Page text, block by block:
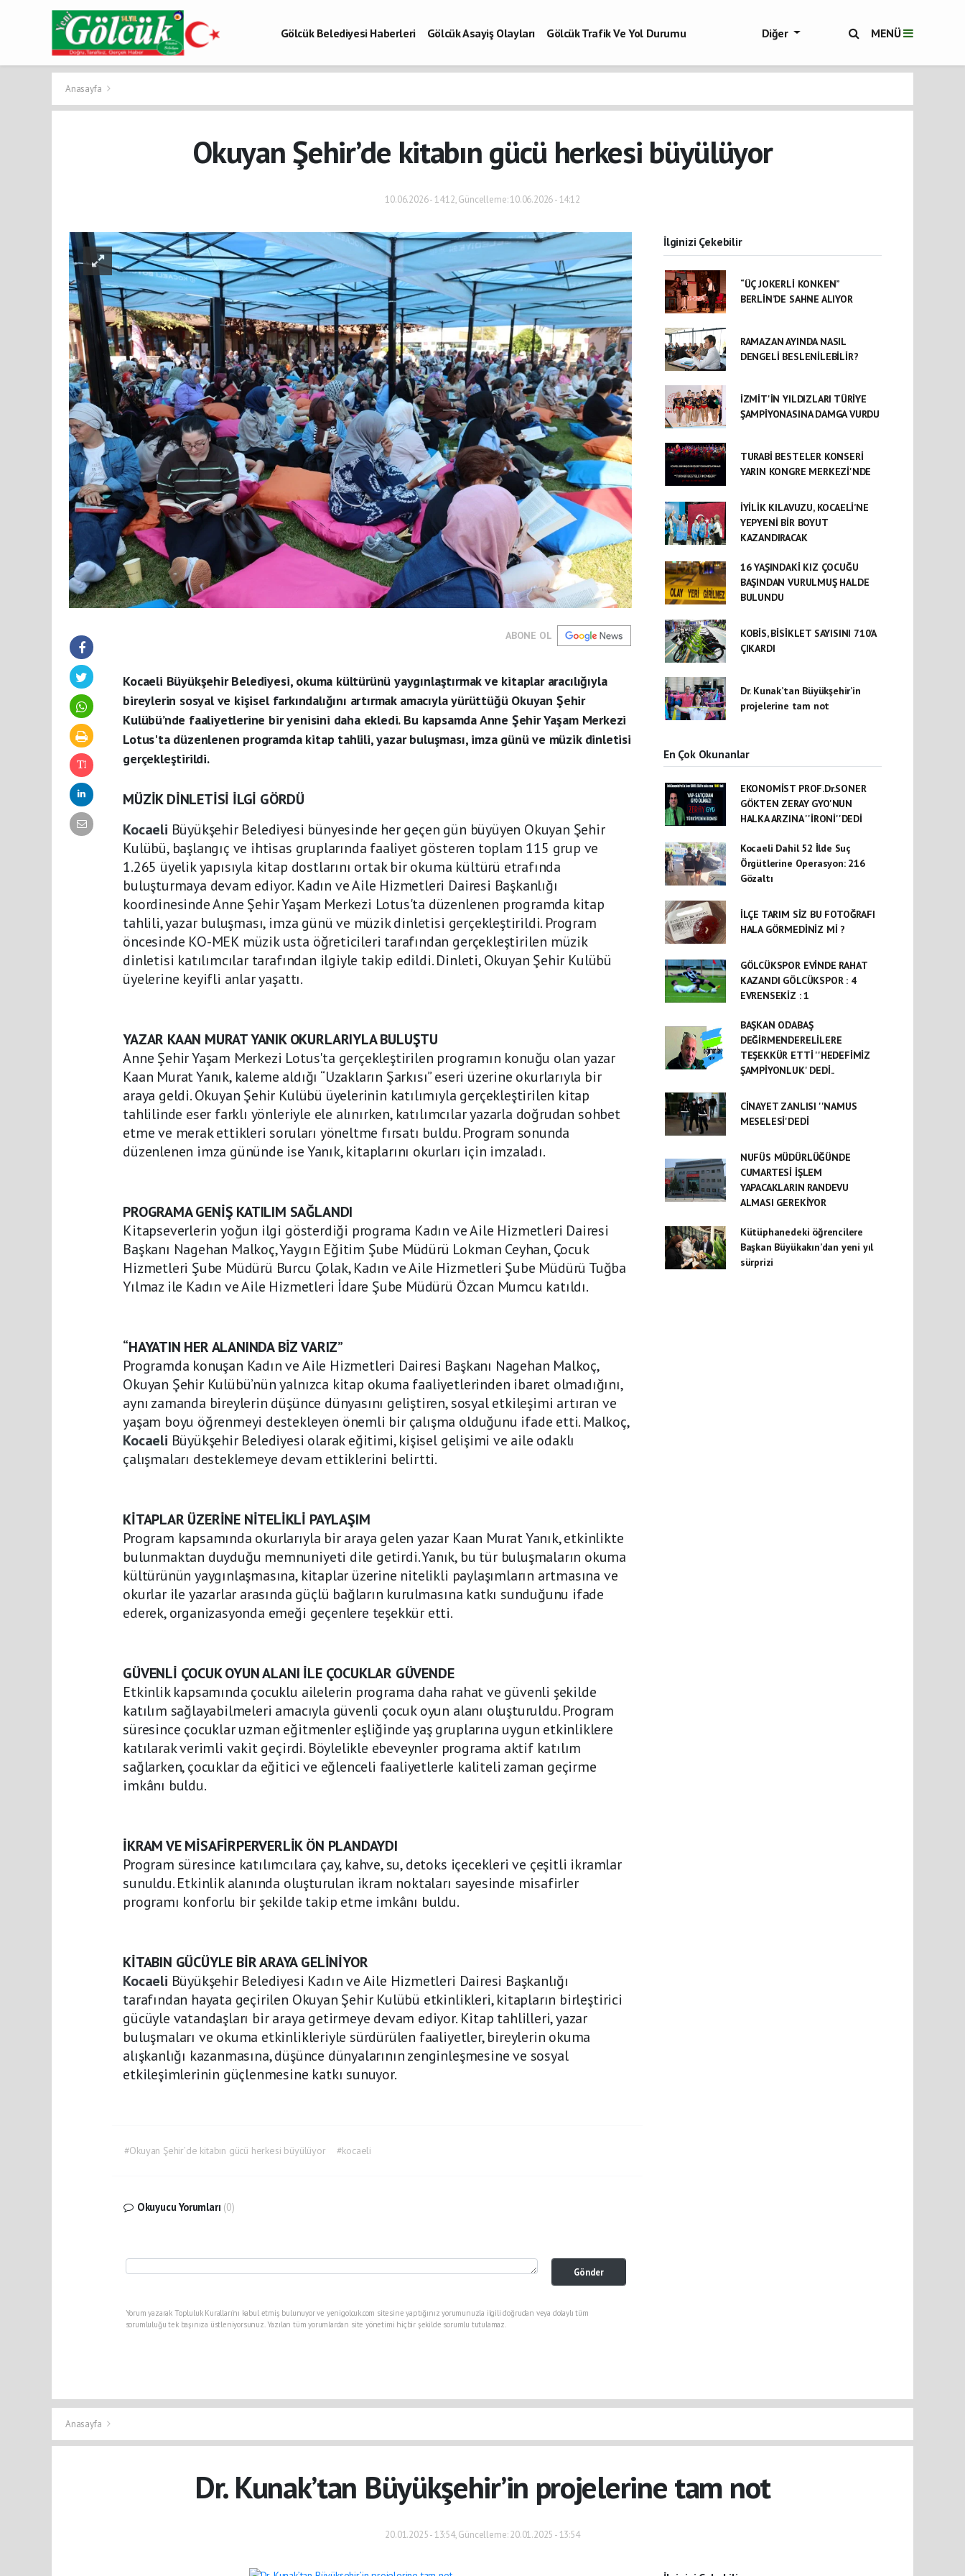
Gölcük Belediyesi Haberleri Gölcük Asayiş Olayları
Gölcük Trafik Ve Yol Durumu
Diğer MENÜ
Anasayfa
Okuyan Şehir’de kitabın gücü herkesi büyülüyor
10.06.2026 - 14:12, Güncelleme: 10.06.2026 - 14:12
ABONE OL
Kocaeli Büyükşehir Belediyesi, okuma kültürünü yaygınlaştırmak ve kitaplar aracılığıyla
bireylerin sosyal ve kişisel farkındalığını artırmak amacıyla yürüttüğü Okuyan Şehir
Kulübü’nde faaliyetlerine bir yenisini daha ekledi. Bu kapsamda Anne Şehir Yaşam Merkezi
Lotus'ta düzenlenen programda kitap tahlili, yazar buluşması, imza günü ve müzik dinletisi
gerçekleştirildi.
MÜZİK DİNLETİSİ İLGİ GÖRDÜ
Kocaeli Büyükşehir Belediyesi bünyesinde her geçen gün büyüyen Okuyan Şehir
Kulübü, başlangıç ve ihtisas gruplarında faaliyet gösteren toplam 115 grup ve
1.265 üyelik yapısıyla kitap dostlarını ortak bir okuma kültürü etrafında
buluşturmaya devam ediyor. Kadın ve Aile Hizmetleri Dairesi Başkanlığı
koordinesinde Anne Şehir Yaşam Merkezi Lotus'ta düzenlenen programda kitap
tahlili, yazar buluşması, imza günü ve müzik dinletisi gerçekleştirildi. Program
öncesinde KO-MEK müzik usta öğreticileri tarafından gerçekleştirilen müzik
dinletisi katılımcılar tarafından ilgiyle takip edildi. Dinleti, Okuyan Şehir Kulübü
üyelerine keyifli anlar yaşattı.
YAZAR KAAN MURAT YANIK OKURLARIYLA BULUŞTU
Anne Şehir Yaşam Merkezi Lotus'ta gerçekleştirilen programın konuğu olan yazar
Kaan Murat Yanık, kaleme aldığı “Uzakların Şarkısı” eseri üzerine okurlarıyla bir
araya geldi. Okuyan Şehir Kulübü üyelerinin katılımıyla gerçekleştirilen kitap
tahlilinde eser farklı yönleriyle ele alınırken, katılımcılar yazarla doğrudan sohbet
etme ve merak ettikleri soruları yöneltme fırsatı buldu. Program sonunda
düzenlenen imza gününde ise Yanık, kitaplarını okurları için imzaladı.
PROGRAMA GENİŞ KATILIM SAĞLANDI
Kitapseverlerin yoğun ilgi gösterdiği programa Kadın ve Aile Hizmetleri Dairesi
Başkanı Nagehan Malkoç, Yaygın Eğitim Şube Müdürü Lokman Ceyhan, Çocuk
Hizmetleri Şube Müdürü Burcu Çolak, Kadın ve Aile Hizmetleri Şube Müdürü Tuğba
Yılmaz ile Kadın ve Aile Hizmetleri İdare Şube Müdürü Özcan Mumcu katıldı.
“HAYATIN HER ALANINDA BİZ VARIZ”
Programda konuşan Kadın ve Aile Hizmetleri Dairesi Başkanı Nagehan Malkoç,
Okuyan Şehir Kulübü’nün yalnızca kitap okuma faaliyetlerinden ibaret olmadığını,
aynı zamanda bireylerin düşünce dünyasını geliştiren, sosyal etkileşimi artıran ve
yaşam boyu öğrenmeyi destekleyen önemli bir çalışma olduğunu ifade etti. Malkoç,
Kocaeli Büyükşehir Belediyesi olarak eğitimi, kişisel gelişimi ve aile odaklı
çalışmaları desteklemeye devam ettiklerini belirtti.
KİTAPLAR ÜZERİNE NİTELİKLİ PAYLAŞIM
Program kapsamında okurlarıyla bir araya gelen yazar Kaan Murat Yanık, etkinlikte
bulunmaktan duyduğu memnuniyeti dile getirdi. Yanık, bu tür buluşmaların okuma
kültürünün yaygınlaşmasına, kitaplar üzerine nitelikli paylaşımların artmasına ve
okurlar ile yazarlar arasında güçlü bağların kurulmasına katkı sunduğunu ifade
ederek, organizasyonda emeği geçenlere teşekkür etti.
GÜVENLİ ÇOCUK OYUN ALANI İLE ÇOCUKLAR GÜVENDE
Etkinlik kapsamında çocuklu ailelerin programa daha rahat ve güvenli şekilde
katılım sağlayabilmeleri amacıyla güvenli çocuk oyun alanı oluşturuldu. Program
süresince çocuklar uzman eğitmenler eşliğinde yaş gruplarına uygun etkinliklere
katılarak verimli vakit geçirdi. Böylelikle ebeveynler programa aktif katılım
sağlarken, çocuklar da eğitici ve eğlenceli faaliyetlerle kaliteli zaman geçirme
imkânı buldu.
İKRAM VE MİSAFİRPERVERLİK ÖN PLANDAYDI
Program süresince katılımcılara çay, kahve, su, detoks içecekleri ve çeşitli ikramlar
sunuldu. Etkinlik alanında oluşturulan ikram noktaları sayesinde misafirler
programı konforlu bir şekilde takip etme imkânı buldu.
KİTABIN GÜCÜYLE BİR ARAYA GELİNİYOR
Kocaeli Büyükşehir Belediyesi Kadın ve Aile Hizmetleri Dairesi Başkanlığı
tarafından hayata geçirilen Okuyan Şehir Kulübü etkinlikleri, kitapların birleştirici
gücüyle vatandaşları bir araya getirmeye devam ediyor. Kitap tahlilleri, yazar
buluşmaları ve okuma etkinlikleriyle sürdürülen faaliyetler, bireylerin okuma
alışkanlığı kazanmasına, düşünce dünyalarının zenginleşmesine ve sosyal
etkileşimlerinin güçlenmesine katkı sunuyor.
#Okuyan Şehir’de kitabın gücü herkesi büyülüyor #kocaeli
Okuyucu Yorumları (0)
Gönder
Yorum yazarak Topluluk Kuralları’nı kabul etmiş bulunuyor ve yenigolcuk.com sitesine yaptığınız yorumunuzla ilgili doğrudan veya dolaylı tüm
sorumluluğu tek başınıza üstleniyorsunuz. Yazılan tüm yorumlardan site yönetimi hiçbir şekilde sorumlu tutulamaz.
İlginizi Çekebilir
“ÜÇ JOKERLİ KONKEN”
BERLİN’DE SAHNE ALIYOR
RAMAZAN AYINDA NASIL
DENGELİ BESLENİLEBİLİR?
İZMİT'İN YILDIZLARI TÜRİYE
ŞAMPİYONASINA DAMGA VURDU
TURABİ BESTELER KONSERİ
YARIN KONGRE MERKEZİ'NDE
İYİLİK KILAVUZU, KOCAELİ’NE
YEPYENİ BİR BOYUT
KAZANDIRACAK
16 YAŞINDAKİ KIZ ÇOCUĞU
BAŞINDAN VURULMUŞ HALDE
BULUNDU
KOBİS, BİSİKLET SAYISINI 710’A
ÇIKARDI
Dr. Kunak’tan Büyükşehir’in
projelerine tam not
En Çok Okunanlar
EKONOMİST PROF.Dr.SONER
GÖKTEN ZERAY GYO'NUN
HALKA ARZINA ''İRONİ''DEDİ
Kocaeli Dahil 52 İlde Suç
Örgütlerine Operasyon: 216
Gözaltı
İLÇE TARIM SİZ BU FOTOĞRAFI
HALA GÖRMEDİNİZ Mİ ?
GÖLCÜKSPOR EVİNDE RAHAT
KAZANDI GÖLCÜKSPOR : 4
EVRENSEKİZ : 1
BAŞKAN ODABAŞ
DEĞİRMENDERELİLERE
TEŞEKKÜR ETTİ ''HEDEFİMİZ
ŞAMPİYONLUK' DEDİ..
CİNAYET ZANLISI ''NAMUS
MESELESİ'DEDİ
NUFÜS MÜDÜRLÜĞÜNDE
CUMARTESİ İŞLEM
YAPACAKLARIN RANDEVU
ALMASI GEREKİYOR
Kütüphanedeki öğrencilere
Başkan Büyükakın’dan yeni yıl
sürprizi
Anasayfa
Dr. Kunak’tan Büyükşehir’in projelerine tam not
20.01.2025 - 13:54, Güncelleme: 20.01.2025 - 13:54